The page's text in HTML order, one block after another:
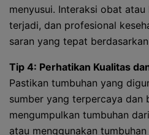
menyusui. Interaksi obat
terjadi, dan profesional
saran yang tepat
Tip 4: Perhatikan Kualitas
Pastikan tumbuhan yang
sumber yang terpercaya dan
mengumpulkan tumbuhan
atau menggunakan